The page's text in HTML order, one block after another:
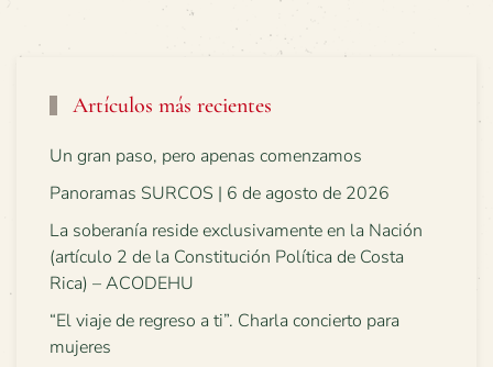
Artículos más recientes
Un gran paso, pero apenas comenzamos
Panoramas SURCOS | 6 de agosto de 2026
La soberanía reside exclusivamente en la Nación
(artículo 2 de la Constitución Política de Costa
Rica) – ACODEHU
“El viaje de regreso a ti”. Charla concierto para
mujeres